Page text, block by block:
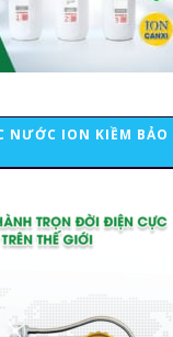
NƯỚC ION KIỀM BẢO